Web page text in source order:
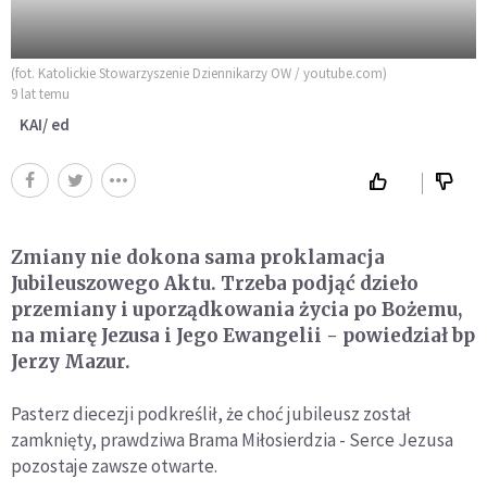
(fot. Katolickie Stowarzyszenie Dziennikarzy OW / youtube.com)
9 lat temu
KAI/ ed
Zmiany nie dokona sama proklamacja
Jubileuszowego Aktu. Trzeba podjąć dzieło
przemiany i uporządkowania życia po Bożemu,
na miarę Jezusa i Jego Ewangelii - powiedział bp
Jerzy Mazur.
Pasterz diecezji podkreślił, że choć jubileusz został
zamknięty, prawdziwa Brama Miłosierdzia - Serce Jezusa
pozostaje zawsze otwarte.